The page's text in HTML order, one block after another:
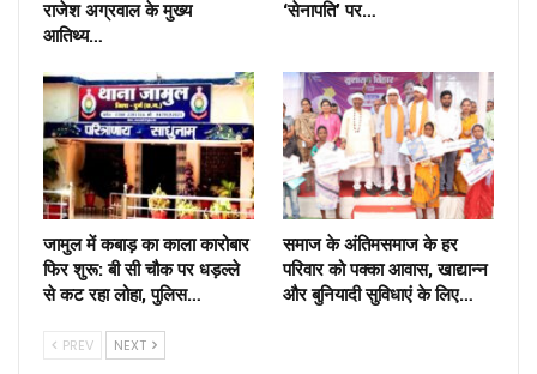
राजेश अग्रवाल के मुख्य
आतिथ्य…
‘सेनापति’ पर…
जामुल में कबाड़ का काला कारोबार
फिर शुरू: बी सी चौक पर धड़ल्ले
से कट रहा लोहा, पुलिस…
समाज के अंतिमसमाज के हर
परिवार को पक्का आवास, खाद्यान्न
और बुनियादी सुविधाएं के लिए…
PREV NEXT